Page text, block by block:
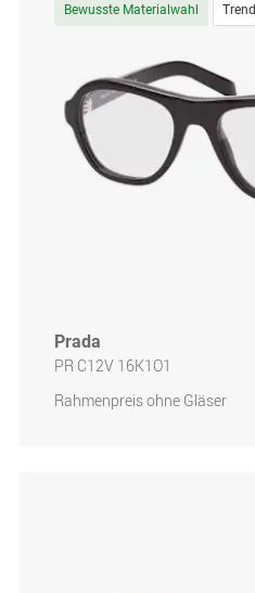
Bewusste Materialwahl Trend
Prada
PR C12V 16K1O1
Rahmenpreis ohne Gläser